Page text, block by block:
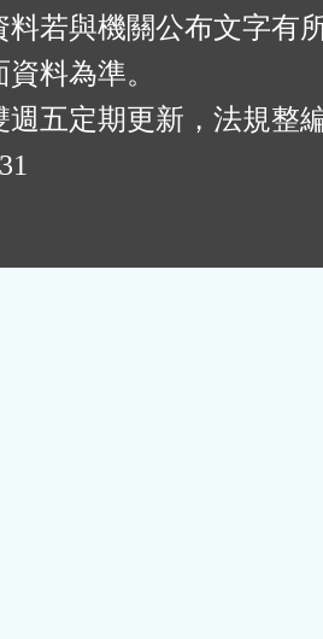
料若與機關公布文字有
料為準。
週五定期更新，法規整